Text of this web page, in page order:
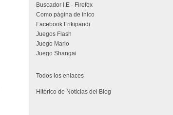
Buscador I.E - Firefox
Como página de inico
Facebook Frikipandi
Juegos Flash
Juego Mario
Juego Shangai
Todos los enlaces
Hitórico de Noticias del Blog